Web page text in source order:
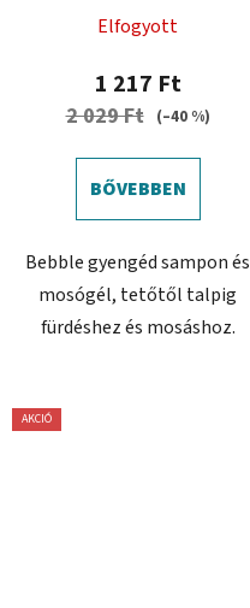
Elfogyott
1 217 Ft
2 029 Ft (–40 %)
BŐVEBBEN
Bebble gyengéd sampon és
mosógél, tetőtől talpig
fürdéshez és mosáshoz.
AKCIÓ